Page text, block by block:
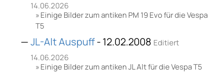
14.06.2026
Einige Bilder zum antiken PM 19 Evo für die Vespa
T5
JL-Alt Auspuff- 12.02.2008 Editiert
14.06.2026
Einige Bilder zum antiken JL Alt für die Vespa T5